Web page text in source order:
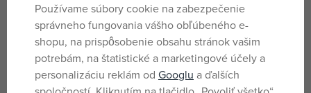
Parametre
Pohlavie Pro kluky
Používame súbory cookie na zabezpečenie
správneho fungovania vášho obľúbeného e-
shopu, na prispôsobenie obsahu stránok vašim
potrebám, na štatistické a marketingové účely a
personalizáciu reklám od Googlu a ďalších